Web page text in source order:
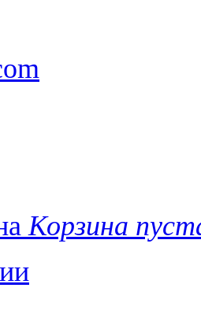
Корзина